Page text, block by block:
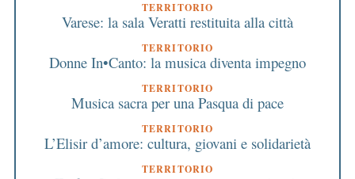
TERRITORIO
Varese: la sala Veratti restituita alla città
TERRITORIO
Donne In•Canto: la musica diventa impegno
TERRITORIO
Musica sacra per una Pasqua di pace
TERRITORIO
L’Elisir d’amore: cultura, giovani e solidarietà
TERRITORIO